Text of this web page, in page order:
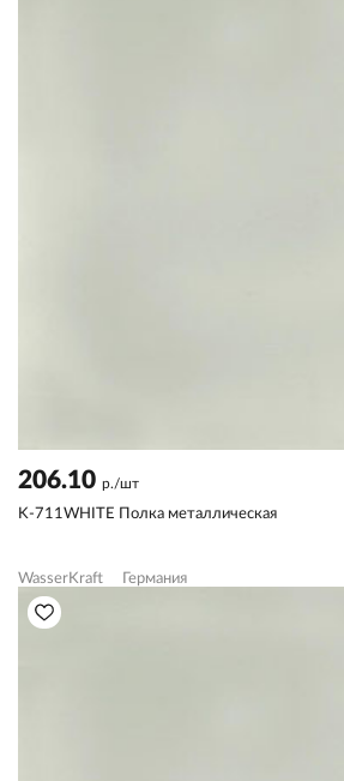
206.10 р./шт
K-711WHITE Полка металлическая
WasserKraft Германия